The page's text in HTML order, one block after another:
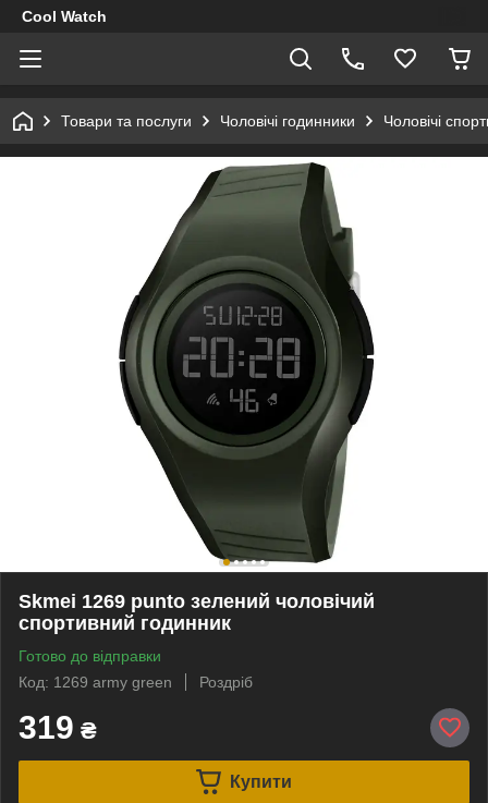
Cool Watch
Товари та послуги Чоловічі годинники Чоловічі
Skmei 1269 punto зелений чоловічий
спортивний годинник
Готово до відправки
Код: 1269 army green
Роздріб
319 ₴
Купити